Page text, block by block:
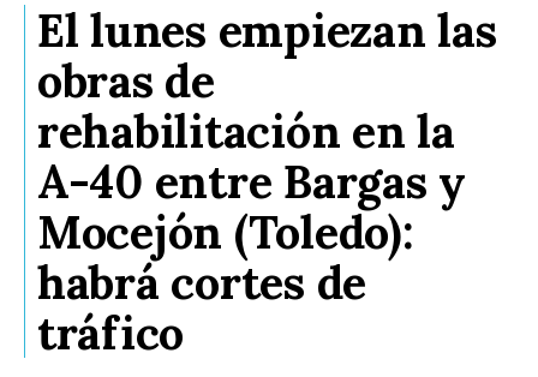
El lunes empiezan las
obras de
rehabilitación en la
A-40 entre Bargas y
Mocejón (Toledo):
habrá cortes de
tráfico